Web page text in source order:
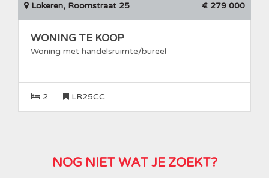
Lokeren, Roomstraat 25 € 279 000
WONING TE KOOP
Woning met handelsruimte/bureel
2 LR25CC
NOG NIET WAT JE ZOEKT?